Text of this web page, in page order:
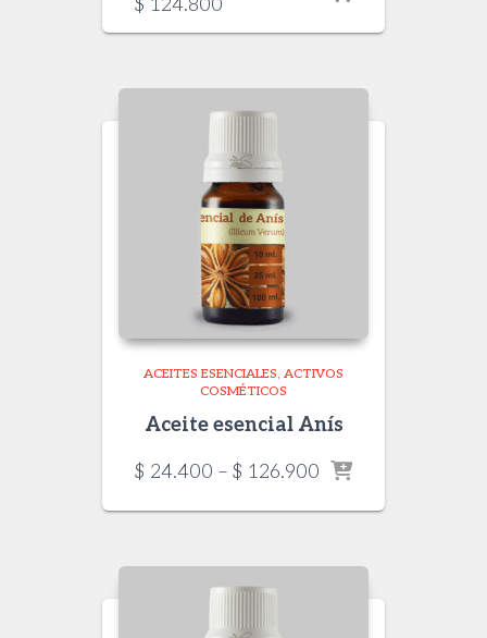
$ 124.800
$ 124.800
ACEITES ESENCIALES ACTIVOS
COSMÉTICOS
Aceite esencial Anís
$ 24.400 – $ 126.900 Price
$ 24.400
$ 126.900